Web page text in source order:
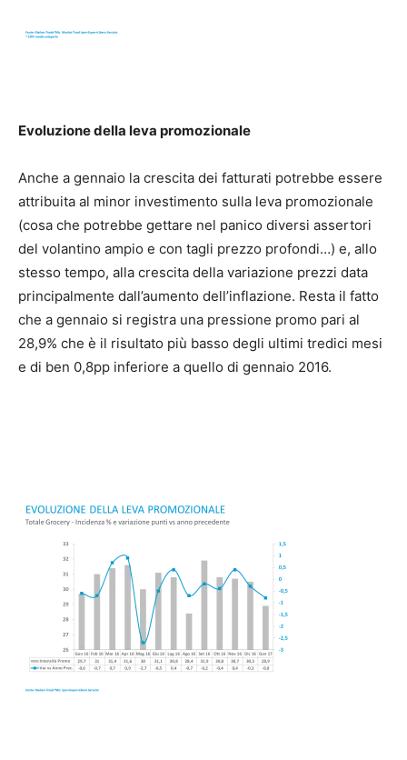
Evoluzione della leva promozionale
Anche a gennaio la crescita dei fatturati potrebbe essere
attribuita al minor investimento sulla leva promozionale
(cosa che potrebbe gettare nel panico diversi assertori
del volantino ampio e con tagli prezzo profondi…) e, allo
stesso tempo, alla crescita della variazione prezzi data
principalmente dall’aumento dell’inflazione. Resta il fatto
che a gennaio si registra una pressione promo pari al
28,9% che è il risultato più basso degli ultimi tredici mesi
e di ben 0,8pp inferiore a quello di gennaio 2016.